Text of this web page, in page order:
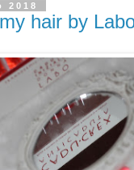
2018
hair by